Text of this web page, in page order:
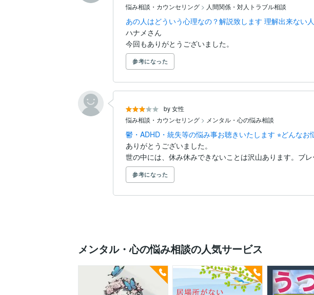
悩み相談・カウンセリング > 人間関係・対人トラブル相談
あの人はどういう心理なの？解説致します 理解出来ない
ハナメさん
今回もありがとうございました。
参考になった
by 女性
悩み相談・カウンセリング > メンタル・心の悩み相談
鬱・ADHD・統失等の悩み事お聴きいたします ⭐︎どんなお
ありがとうございました。
世の中には、休み休みできないことは沢山あります。ブ
参考になった
メンタル・心の悩み相談の人気サービス